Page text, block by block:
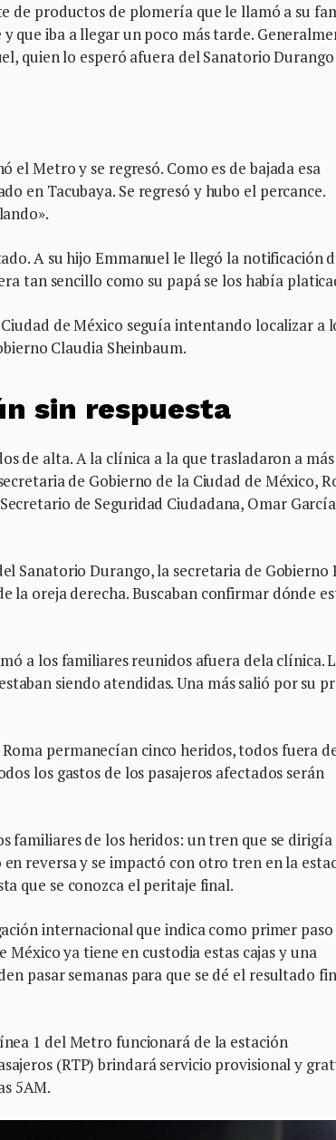
de productos de plomería que le llamó a su
que iba a llegar un poco más tarde.
quien lo esperó afuera del Sanatorio
el Metro y se regresó. Como es de bajada esa
en Tacubaya. Se regresó y hubo el percance.
A su hijo Emmanuel le llegó la notificación
tan sencillo como su papá se los había
de México seguía intentando localizar a
Claudia Sheinbaum.
sin respuesta
de alta. A la clínica a la que trasladaron a más
de Gobierno de la Ciudad de México,
de Seguridad Ciudadana, Omar García
Sanatorio Durango, la secretaria de Gobierno
la oreja derecha. Buscaban confirmar dónde
a los familiares reunidos afuera dela clínica.
siendo atendidas. Una más salió por su
permanecían cinco heridos, todos fuera
los gastos de los pasajeros afectados serán
familiares de los heridos: un tren que se dirigía
reversa y se impactó con otro tren en la
que se conozca el peritaje final.
internacional que indica como primer
México ya tiene en custodia estas cajas y una
pasar semanas para que se dé el resultado
1 del Metro funcionará de la estación
(RTP) brindará servicio provisional y
5AM.